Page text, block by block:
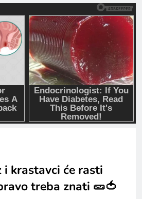
i krastavci će rasti
treba znati 🥒🍅